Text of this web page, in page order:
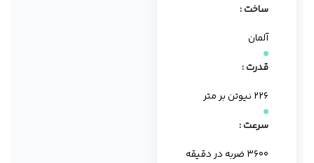
ساخت :
آلمان
قدرت :
۲۲۶ نیوتن بر متر
سرعت :
۳۶۰۰ ضربه در دقیقه